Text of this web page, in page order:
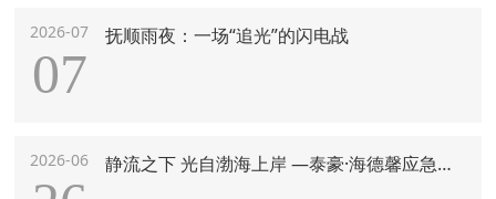
2026-07
07
抚顺雨夜：一场“追光”的闪电战
2026-06 静流之下 光自渤海上岸 —泰豪·海德馨应急装备护航2026夏季达沃斯